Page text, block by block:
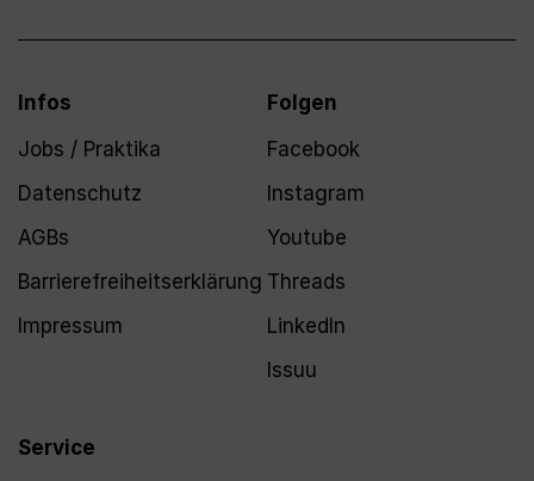
Infos
Jobs / Praktika
Datenschutz
AGBs
Barrierefreiheitserklärung
Impressum
Service
Folgen
Facebook
Instagram
Youtube
Threads
LinkedIn
Issuu